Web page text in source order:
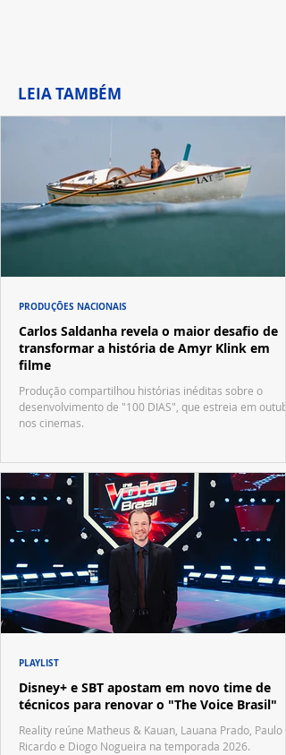
LEIA TAMBÉM
Carlos Saldanha revela o maior desafio de
transformar a história de Amyr Klink em
filme
Produção compartilhou histórias inéditas sobre o
desenvolvimento de "100 DIAS", que estreia em
nos cinemas.
PRODUÇÕES NACIONAIS
Disney+ e SBT apostam em novo time de
técnicos para renovar o "The Voice Brasil"
Reality reúne Matheus & Kauan, Lauana Prado, Paulo
Ricardo e Diogo Nogueira na temporada 2026.
PLAYLIST